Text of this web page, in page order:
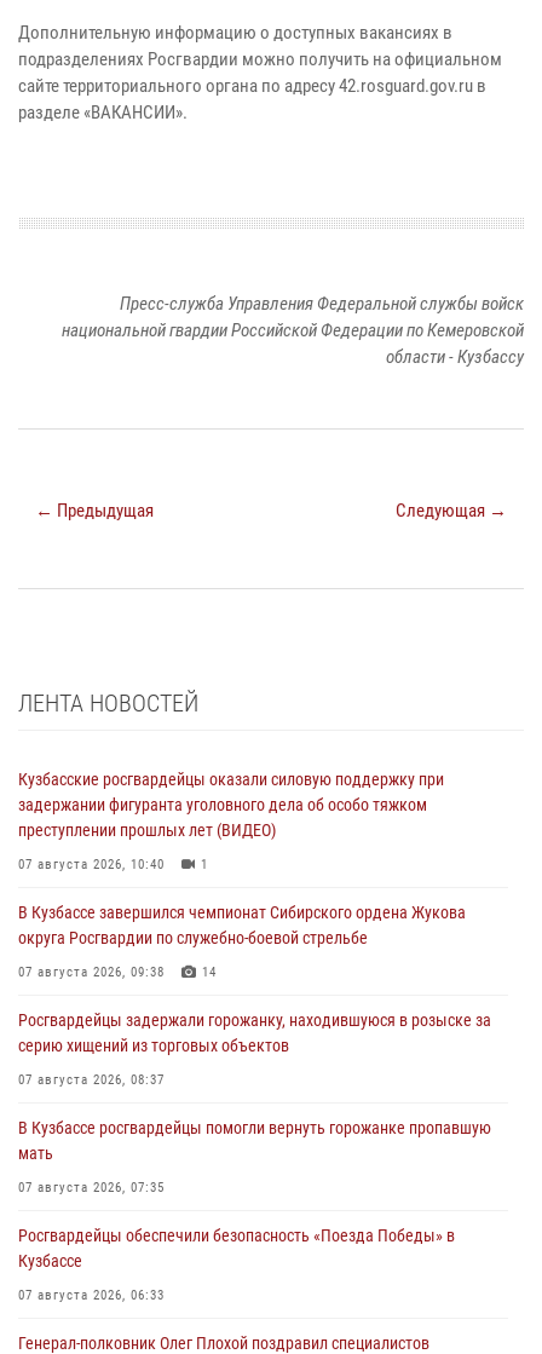
Дополнительную информацию о доступных вакансиях в
подразделениях Росгвардии можно получить на официальном
сайте территориального органа по адресу 42.rosguard.gov.ru в
разделе «ВАКАНСИИ».
Пресс-служба Управления Федеральной службы войск
национальной гвардии Российской Федерации по Кемеровской
области - Кузбассу
← Предыдущая Следующая →
ЛЕНТА НОВОСТЕЙ
Кузбасские росгвардейцы оказали силовую поддержку при
задержании фигуранта уголовного дела об особо тяжком
преступлении прошлых лет (ВИДЕО)
07 августа 2026, 10:40 1
В Кузбассе завершился чемпионат Сибирского ордена Жукова
округа Росгвардии по служебно-боевой стрельбе
07 августа 2026, 09:38 14
Росгвардейцы задержали горожанку, находившуюся в розыске за
серию хищений из торговых объектов
07 августа 2026, 08:37
В Кузбассе росгвардейцы помогли вернуть горожанке пропавшую
мать
07 августа 2026, 07:35
Росгвардейцы обеспечили безопасность «Поезда Победы» в
Кузбассе
07 августа 2026, 06:33
Генерал-полковник Олег Плохой поздравил специалистов